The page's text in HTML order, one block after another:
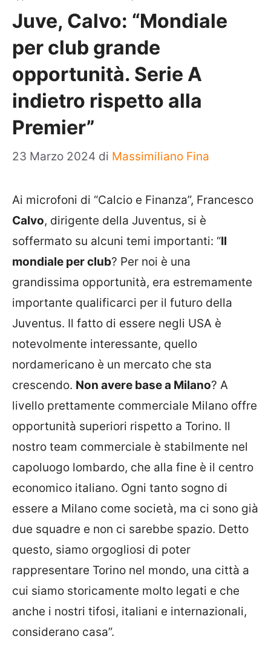
Juve, Calvo: “Mondiale
per club grande
opportunità. Serie A
indietro rispetto alla
Premier”
23 Marzo 2024 di Massimiliano Fina
Ai microfoni di “Calcio e Finanza”, Francesco
Calvo, dirigente della Juventus, si è
soffermato su alcuni temi importanti: “Il
mondiale per club? Per noi è una
grandissima opportunità, era estremamente
importante qualificarci per il futuro della
Juventus. Il fatto di essere negli USA è
notevolmente interessante, quello
nordamericano è un mercato che sta
crescendo. Non avere base a Milano? A
livello prettamente commerciale Milano offre
opportunità superiori rispetto a Torino. Il
nostro team commerciale è stabilmente nel
capoluogo lombardo, che alla fine è il centro
economico italiano. Ogni tanto sogno di
essere a Milano come società, ma ci sono già
due squadre e non ci sarebbe spazio. Detto
questo, siamo orgogliosi di poter
rappresentare Torino nel mondo, una città a
cui siamo storicamente molto legati e che
anche i nostri tifosi, italiani e internazionali,
considerano casa”.